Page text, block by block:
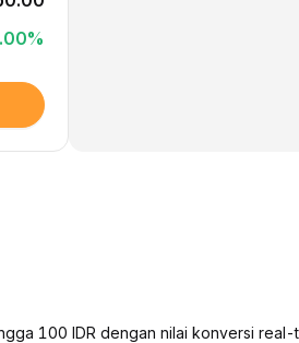
%
100 IDR dengan nilai konversi